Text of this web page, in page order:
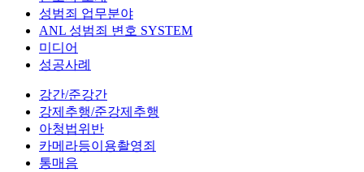
성범죄 업무분야
ANL 성범죄 변호 SYSTEM
미디어
성공사례
강간/준강간
강제추행/준강제추행
아청법위반
카메라등이용촬영죄
통매음